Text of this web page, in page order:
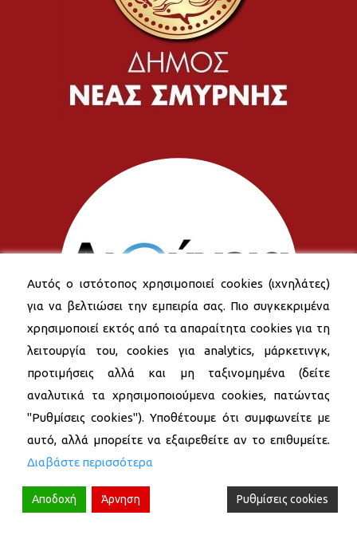
© 2026 Δήμος Νέας Σμύρνης
Αυτός ο ιστότοπος χρησιμοποιεί cookies (ιχνηλάτες)
για να βελτιώσει την εμπειρία σας. Πιο συγκεκριμένα
χρησιμοποιεί εκτός από τα απαραίτητα cookies για τη
λειτουργία του, cookies για analytics, μάρκετινγκ,
προτιμήσεις αλλά και μη ταξινομημένα (δείτε
αναλυτικά τα χρησιμοποιούμενα cookies, πατώντας
"Ρυθμίσεις cookies"). Υποθέτουμε ότι συμφωνείτε με
αυτό, αλλά μπορείτε να εξαιρεθείτε αν το επιθυμείτε.
Διαβάστε περισσότερα
Αποδοχή Άρνηση Ρυθμίσεις cookies